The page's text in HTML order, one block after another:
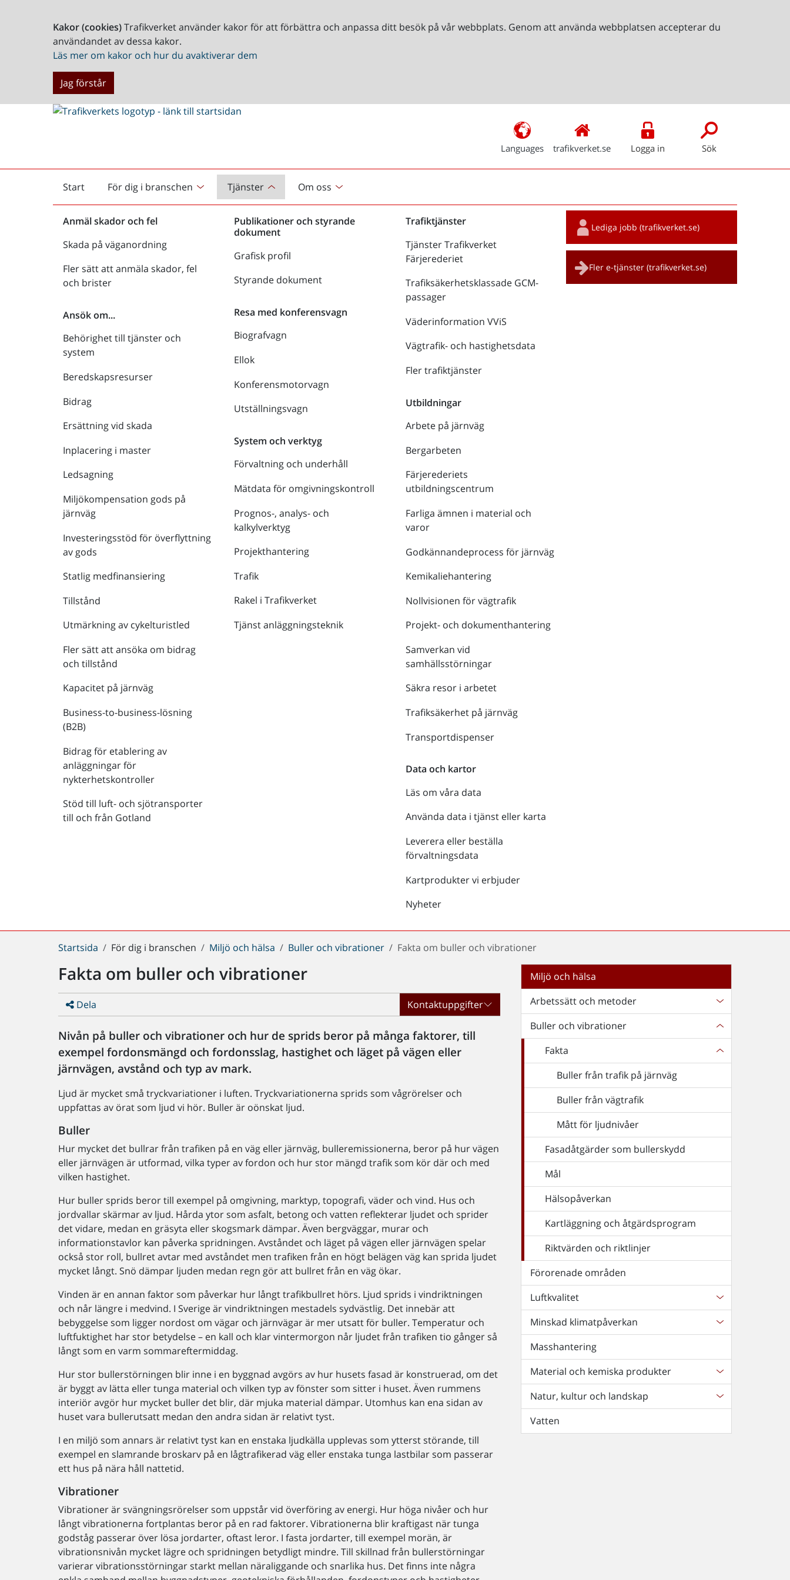
Kakor (cookies)Trafikverket använder kakor för att förbättra och anpassa ditt besök på vår webbplats. Genom att använda webbplatsen accepterar du
användandet av dessa kakor.
Läs mer om kakor och hur du avaktiverar dem
Jag förstår
Languages trafikverket.se Logga in Sök
Start
Startsida För dig i branschen Tjänster Om oss
Anmäl skador och fel
Skada på väganordning
Fler sätt att anmäla skador, fel
och brister
Ansök om...
Behörighet till tjänster och
system
Beredskapsresurser
Bidrag
Ersättning vid skada
Inplacering i master
Ledsagning
Miljökompensation gods på
järnväg
Investeringsstöd för överflyttning
av gods
Statlig medfinansiering
Tillstånd
Utmärkning av cykelturistled
Fler sätt att ansöka om bidrag
och tillstånd
Kapacitet på järnväg
Business-to-business-lösning
(B2B)
Bidrag för etablering av
anläggningar för
nykterhetskontroller
Stöd till luft- och sjötransporter
till och från Gotland
Publikationer och styrande
dokument
Grafisk profil
Styrande dokument
Resa med konferensvagn
Biografvagn
Ellok
Konferensmotorvagn
Utställningsvagn
System och verktyg
Förvaltning och underhåll
Mätdata för omgivningskontroll
Prognos-, analys- och
kalkylverktyg
Projekthantering
Trafik
Rakel i Trafikverket
Tjänst anläggningsteknik
Trafiktjänster
Tjänster Trafikverket
Färjerederiet
Trafiksäkerhetsklassade GCM-
passager
Väderinformation VViS
Vägtrafik- och hastighetsdata
Fler trafiktjänster
Utbildningar
Arbete på järnväg
Bergarbeten
Färjerederiets
utbildningscentrum
Farliga ämnen i material och
varor
Godkännandeprocess för järnväg
Kemikaliehantering
Nollvisionen för vägtrafik
Projekt- och dokumenthantering
Samverkan vid
samhällsstörningar
Säkra resor i arbetet
Trafiksäkerhet på järnväg
Transportdispenser
Data och kartor
Läs om våra data
Använda data i tjänst eller karta
Leverera eller beställa
förvaltningsdata
Kartprodukter vi erbjuder
Nyheter
Snabblänkar
Lediga jobb (trafikverket.se)
Fler e-tjänster (trafikverket.se)
Du
här:
Startsida För dig i branschen Miljö och hälsa Buller och vibrationer Fakta om buller och vibrationer
Fakta om buller och vibrationer
Dela Kontaktuppgifter
Nivån på buller och vibrationer och hur de sprids beror på många faktorer, till
exempel fordonsmängd och fordonsslag, hastighet och läget på vägen eller
järnvägen, avstånd och typ av mark.
Ljud är mycket små tryckvariationer i luften. Tryckvariationerna sprids som vågrörelser och
uppfattas av örat som ljud vi hör. Buller är oönskat ljud.
Buller
Hur mycket det bullrar från trafiken på en väg eller järnväg, bulleremissionerna, beror på hur vägen
eller järnvägen är utformad, vilka typer av fordon och hur stor mängd trafik som kör där och med
vilken hastighet.
Hur buller sprids beror till exempel på omgivning, marktyp, topografi, väder och vind. Hus och
jordvallar skärmar av ljud. Hårda ytor som asfalt, betong och vatten reflekterar ljudet och sprider
det vidare, medan en gräsyta eller skogsmark dämpar. Även bergväggar, murar och
informationstavlor kan påverka spridningen. Avståndet och läget på vägen eller järnvägen spelar
också stor roll, bullret avtar med avståndet men trafiken från en högt belägen väg kan sprida ljudet
mycket långt. Snö dämpar ljuden medan regn gör att bullret från en väg ökar.
Vinden är en annan faktor som påverkar hur långt trafikbullret hörs. Ljud sprids i vindriktningen
och når längre i medvind. I Sverige är vindriktningen mestadels sydvästlig. Det innebär att
bebyggelse som ligger nordost om vägar och järnvägar är mer utsatt för buller. Temperatur och
luftfuktighet har stor betydelse – en kall och klar vintermorgon når ljudet från trafiken tio gånger så
långt som en varm sommareftermiddag.
Hur stor bullerstörningen blir inne i en byggnad avgörs av hur husets fasad är konstruerad, om det
är byggt av lätta eller tunga material och vilken typ av fönster som sitter i huset. Även rummens
interiör avgör hur mycket buller det blir, där mjuka material dämpar. Utomhus kan ena sidan av
huset vara bullerutsatt medan den andra sidan är relativt tyst.
I en miljö som annars är relativt tyst kan en enstaka ljudkälla upplevas som ytterst störande, till
exempel en slamrande broskarv på en lågtrafikerad väg eller enstaka tunga lastbilar som passerar
ett hus på nära håll nattetid.
Vibrationer
Vibrationer är svängningsrörelser som uppstår vid överföring av energi. Hur höga nivåer och hur
långt vibrationerna fortplantas beror på en rad faktorer. Vibrationerna blir kraftigast när tunga
godståg passerar över lösa jordarter, oftast leror. I fasta jordarter, till exempel morän, är
vibrationsnivån mycket lägre och spridningen betydligt mindre. Till skillnad från bullerstörningar
varierar vibrationsstörningar starkt mellan näraliggande och snarlika hus. Det finns inte några
Miljö och hälsa
Arbetssätt och metoder
Buller och vibrationer
Fakta
Buller från trafik på järnväg
Buller från vägtrafik
Mått för ljudnivåer
Fasadåtgärder som bullerskydd
Mål
Hälsopåverkan
Kartläggning och åtgärdsprogram
Riktvärden och riktlinjer
Förorenade områden
Luftkvalitet
Minskad klimatpåverkan
Masshantering
Material och kemiska produkter
Natur, kultur och landskap
Vatten